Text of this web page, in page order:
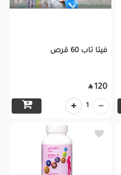
فيتا تاب 60 قرص
120

1